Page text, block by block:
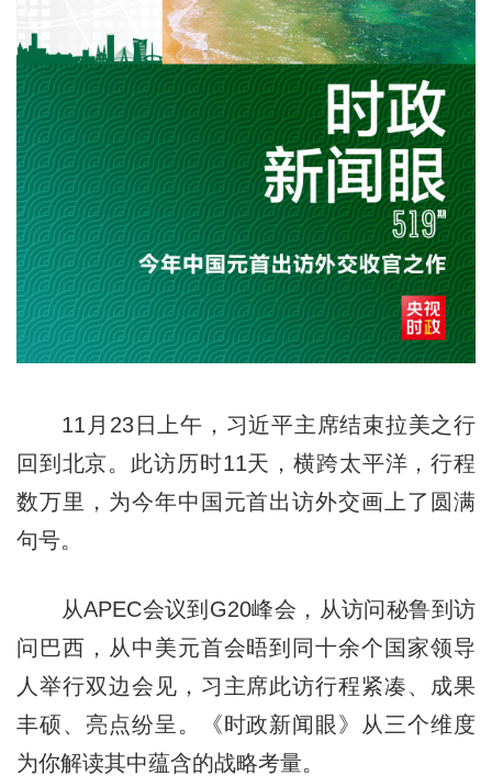
11月23日上午，习近平主席结束拉美之行
回到北京。此访历时11天，横跨太平洋，行程
数万里，为今年中国元首出访外交画上了圆满
句号。
从APEC会议到G20峰会，从访问秘鲁到访
问巴西，从中美元首会晤到同十余个国家领导
人举行双边会见，习主席此访行程紧凑、成果
丰硕、亮点纷呈。《时政新闻眼》从三个维度
为你解读其中蕴含的战略考量。